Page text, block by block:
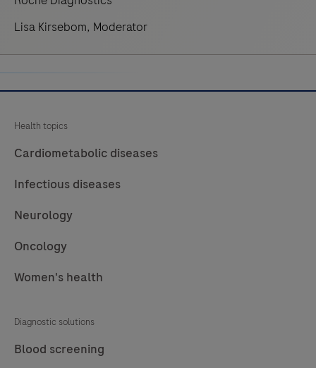
Lisa Kirsebom, Moderator
Health topics
Cardiometabolic diseases
Infectious diseases
Neurology
Oncology
Women's health
Diagnostic solutions
Blood screening